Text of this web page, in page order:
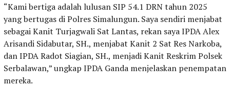
“Kami bertiga adalah lulusan SIP 54.1 DRN tahun 2025
yang bertugas di Polres Simalungun. Saya sendiri menjabat
sebagai Kanit Turjagwali Sat Lantas, rekan saya IPDA Alex
Arisandi Sidabutar, SH., menjabat Kanit 2 Sat Res Narkoba,
dan IPDA Radot Siagian, SH., menjadi Kanit Reskrim Polsek
Serbalawan,” ungkap IPDA Ganda menjelaskan penempatan
mereka.